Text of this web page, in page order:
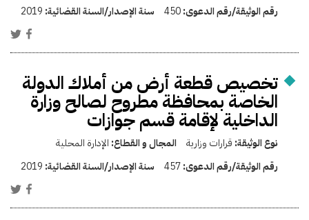
رقم الوثيقة/رقم الدعوى:450 سنة الإصدار/السنة القضائية: 2019
تخصيص قطعة أرض من أملاك الدولة
الخاصة بمحافظة مطروح لصالح وزارة
الداخلية لإقامة قسم جوازات
نوع الوثيقة: قرارات وزارية المجال و القطاع: الإدارة المحلية
رقم الوثيقة/رقم الدعوى:457 سنة الإصدار/السنة القضائية: 2019